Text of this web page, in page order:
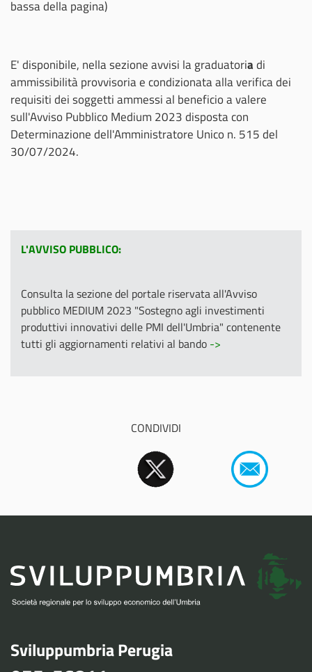
bassa della pagina)
E' disponibile, nella sezione avvisi la graduatoriadi
ammissibilità provvisoria e condizionata alla verifica dei
requisiti dei soggetti ammessi al beneficio a valere
sull'Avviso Pubblico Medium 2023 disposta con
Determinazione dell'Amministratore Unico n. 515 del
30/07/2024.
L'AVVISO PUBBLICO:
Consulta la sezione del portale riservata all'Avviso
pubblico MEDIUM 2023 "Sostegno agli investimenti
produttivi innovativi delle PMI dell'Umbria" contenente
tutti gli aggiornamenti relativi al bando ->
CONDIVIDI
Sviluppumbria Perugia